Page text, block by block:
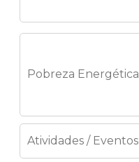
Pobreza Energética
Atividades / Eventos